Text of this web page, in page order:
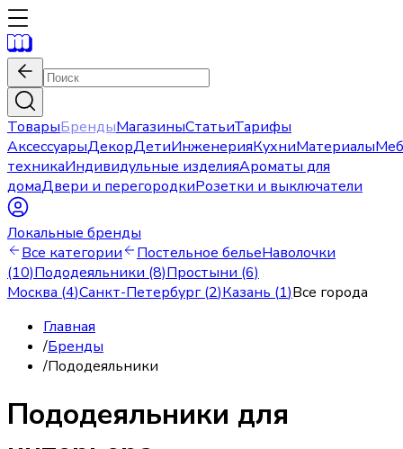
ТоварыБрендыМагазиныСтатьиТарифы
АксессуарыДекорДетиИнженерияКухниМатериалы
техникаИндивидульные изделияАроматы для
домаДвери и перегородкиРозетки и выключатели
Локальные бренды
Все категории
Постельное бельеНаволочки
(10)Пододеяльники (8)Простыни (6)
Москва (4)Санкт-Петербург(2)Казань (1)Все города
Главная
/Бренды
/Пододеяльники
Пододеяльники для